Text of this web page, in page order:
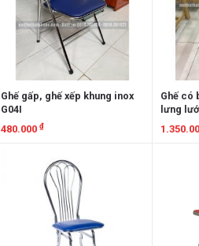
Ghế gấp, ghế xếp khung inox
G04I
480.000 ₫
Ghế có
lưng